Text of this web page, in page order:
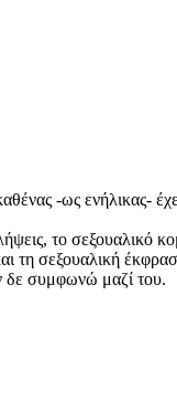
-ως ενήλικας-
το σεξουαλικό
τη σεξουαλική
δε συμφωνώ μαζί του.